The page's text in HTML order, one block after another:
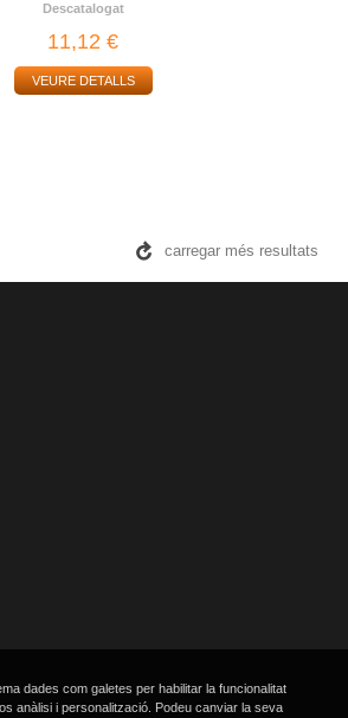
Descatalogat
11,12 €
VEURE DETALLS
carregar més resultats
dades com galetes per habilitar la funcionalitat
anàlisi i personalització. Podeu canviar la seva